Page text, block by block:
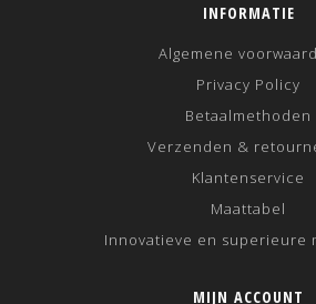
INFORMATIE
Algemene
Privacy Policy
Betaalmethoden
Verzenden &
Klantenservice
Maattabel
Innovatieve en superieure
MIJN ACCOUNT